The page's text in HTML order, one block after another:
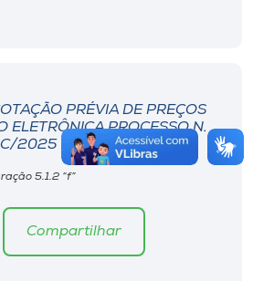
PRÉVIA DE PREÇOS
ELETRÔNICA PROCESSO N.
2025
5.1.2 “f”
Compartilhar